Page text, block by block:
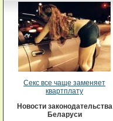
Секс все чаще заменяет
квартплату
Новости законодательства
Беларуси